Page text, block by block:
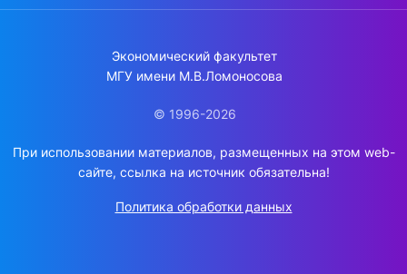
Экономический факультет
МГУ имени М.В.Ломоносова
© 1996-2026
При использовании материалов, размещенных на этом web-
сайте, ссылка на источник обязательна!
Политика обработки данных